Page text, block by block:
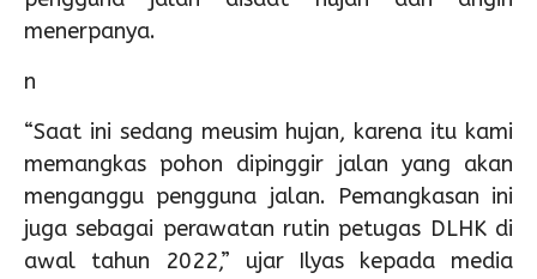
menerpanya.
n
“Saat ini sedang meusim hujan, karena itu kami
memangkas pohon dipinggir jalan yang akan
menganggu pengguna jalan. Pemangkasan ini
juga sebagai perawatan rutin petugas DLHK di
awal tahun 2022,” ujar Ilyas kepada media